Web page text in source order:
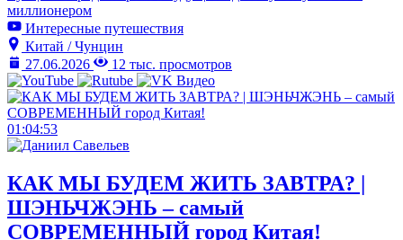
миллионером
Интересные путешествия
Китай / Чунцин
27.06.2026
12 тыс. просмотров
01:04:53
КАК МЫ БУДЕМ ЖИТЬ ЗАВТРА? |
ШЭНЬЧЖЭНЬ – самый
СОВРЕМЕННЫЙ город Китая!